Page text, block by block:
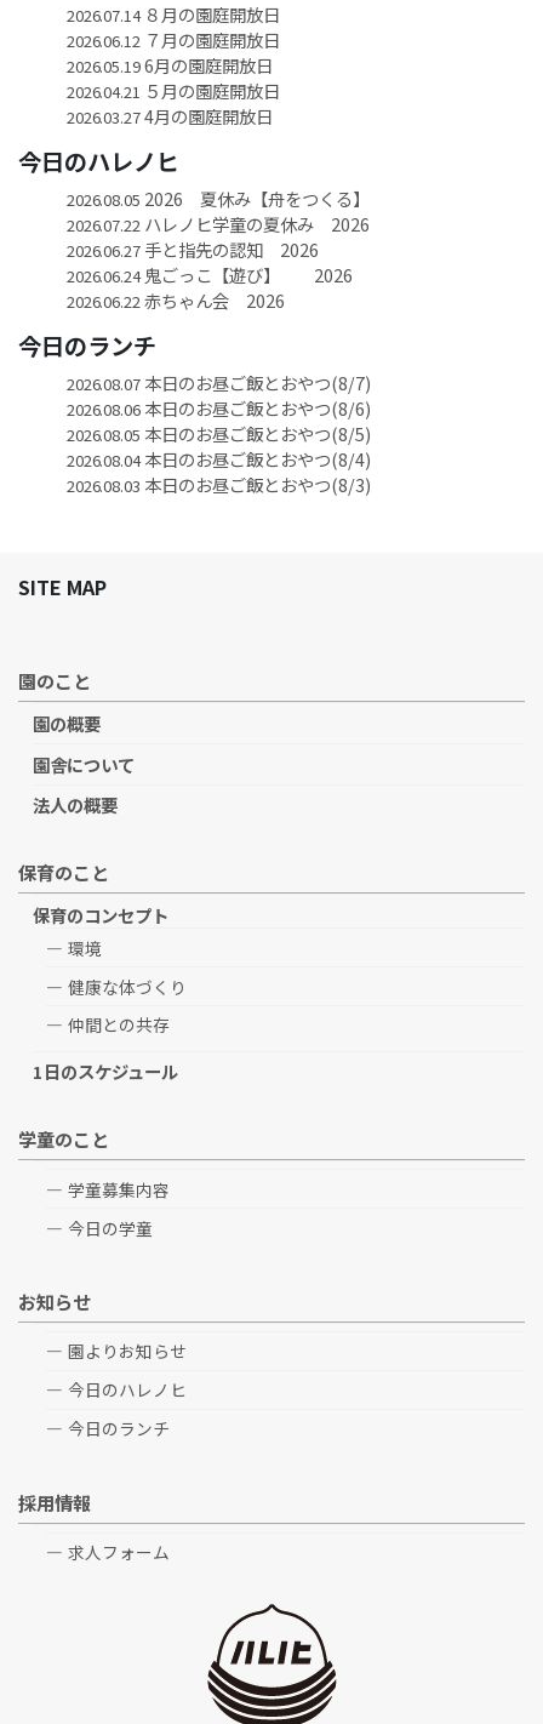
2026.07.14８月の園庭開放日
2026.06.12７月の園庭開放日
2026.05.196月の園庭開放日
2026.04.21 ５月の園庭開放日
2026.03.274月の園庭開放日
今日のハレノヒ
2026.08.05 2026 夏休み【舟をつくる】
2026.07.22ハレノヒ学童の夏休み 2026
2026.06.27手と指先の認知 2026
2026.06.24鬼ごっこ【遊び】 2026
2026.06.22赤ちゃん会 2026
今日のランチ
2026.08.07本日のお昼ご飯とおやつ(8/7)
2026.08.06本日のお昼ご飯とおやつ(8/6)
2026.08.05 本日のお昼ご飯とおやつ(8/5)
2026.08.04本日のお昼ご飯とおやつ(8/4)
2026.08.03 本日のお昼ご飯とおやつ(8/3)
SITE MAP
園のこと
園の概要
園舎について
法人の概要
保育のこと
保育のコンセプト
環境
健康な体づくり
仲間との共存
1日のスケジュール
学童のこと
学童募集内容
今日の学童
お知らせ
園よりお知らせ
今日のハレノヒ
今日のランチ
採用情報
求人フォーム